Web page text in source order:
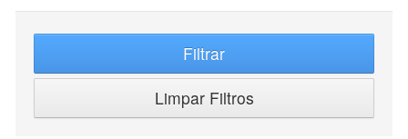
Filtrar
Limpar Filtros